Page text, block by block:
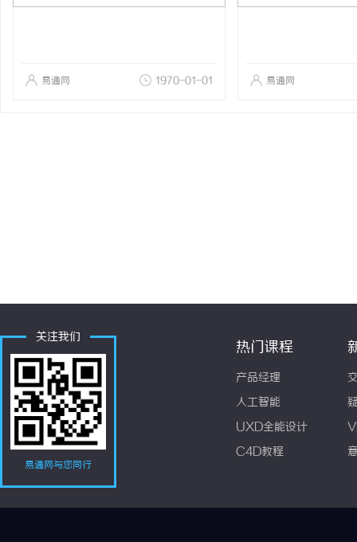
易通网 1970-01-01 易通网
关注我们
易通网与您同行
热门课程
产品经理
人工智能
UXD全能设计
C4D教程